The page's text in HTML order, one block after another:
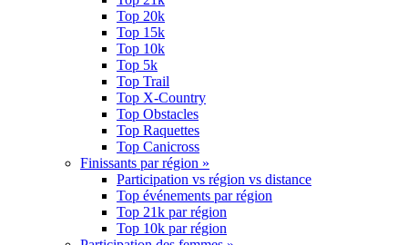
Top 20k
Top 15k
Top 10k
Top 5k
Top Trail
Top X-Country
Top Obstacles
Top Raquettes
Top Canicross
Finissants par région »
Participation vs région vs distance
Top événements par région
Top 21k par région
Top 10k par région